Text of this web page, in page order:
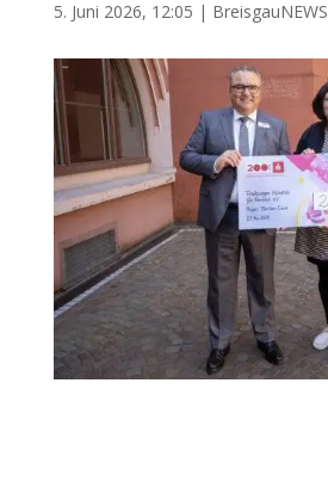
5. Juni 2026, 12:05 | BreisgauNEWS